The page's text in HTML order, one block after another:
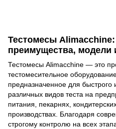
Тестомесы
преимущества, модели
Тестомесы Alimacchine — это
тестомесительное
предназначенное для быстрого
различных видов теста на
питания, пекарнях,
производствах. Благодаря
строгому контролю на всех